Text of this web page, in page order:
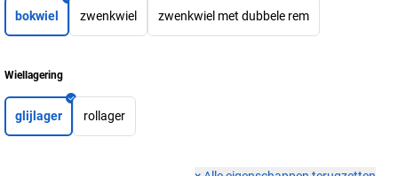
bokwiel zwenkwiel zwenkwiel met dubbele rem
Wiellagering
glijlager rollager